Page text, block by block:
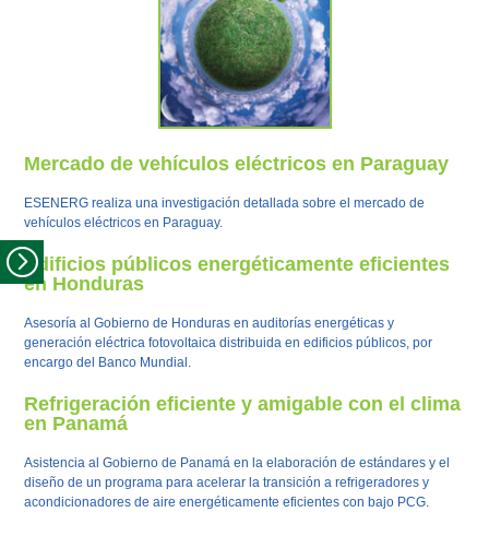
Mercado de vehículos eléctricos en Paraguay
ESENERG realiza una investigación detallada sobre el mercado de
vehículos eléctricos en Paraguay.
Edificios públicos energéticamente eficientes
en Honduras
Asesoría al Gobierno de Honduras en auditorías energéticas y
generación eléctrica fotovoltaica distribuida en edificios públicos, por
encargo del Banco Mundial.
Refrigeración eficiente y amigable con el clima
en Panamá
Asistencia al Gobierno de Panamá en la elaboración de estándares y el
diseño de un programa para acelerar la transición a refrigeradores y
acondicionadores de aire energéticamente eficientes con bajo PCG.